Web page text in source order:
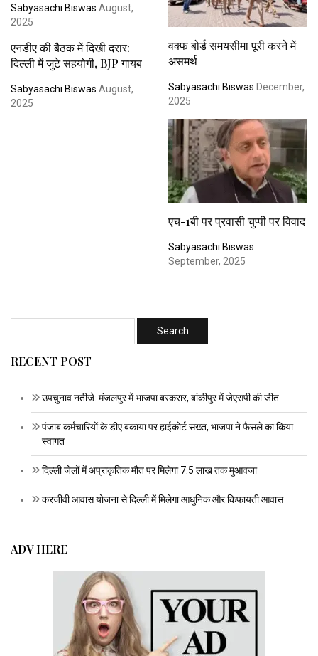
Sabyasachi Biswas August,
2025
वक्फ बोर्ड समयसीमा पूरी करने में
असमर्थ
Sabyasachi Biswas December,
2025
एनडीए की बैठक में दिखी दरार:
दिल्ली में जुटे सहयोगी, BJP गायब
Sabyasachi Biswas August,
2025
एच-1बी पर प्रवासी चुप्पी पर विवाद
Sabyasachi Biswas
September, 2025
RECENT POST
उपचुनाव नतीजे: मंजलपुर में भाजपा बरकरार, बांकीपुर में जेएसपी की जीत
पंजाब कर्मचारियों के डीए बकाया पर हाईकोर्ट सख्त, भाजपा ने फैसले का किया
स्वागत
दिल्ली जेलों में अप्राकृतिक मौत पर मिलेगा 7.5 लाख तक मुआवजा
करजीवी आवास योजना से दिल्ली में मिलेगा आधुनिक और किफायती आवास
ADV HERE